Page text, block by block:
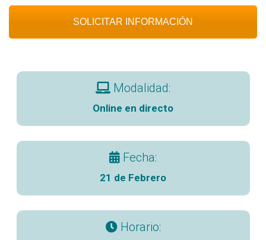
SOLICITAR INFORMACIÓN
Modalidad:
Online en directo
Fecha:
21 de Febrero
Horario: